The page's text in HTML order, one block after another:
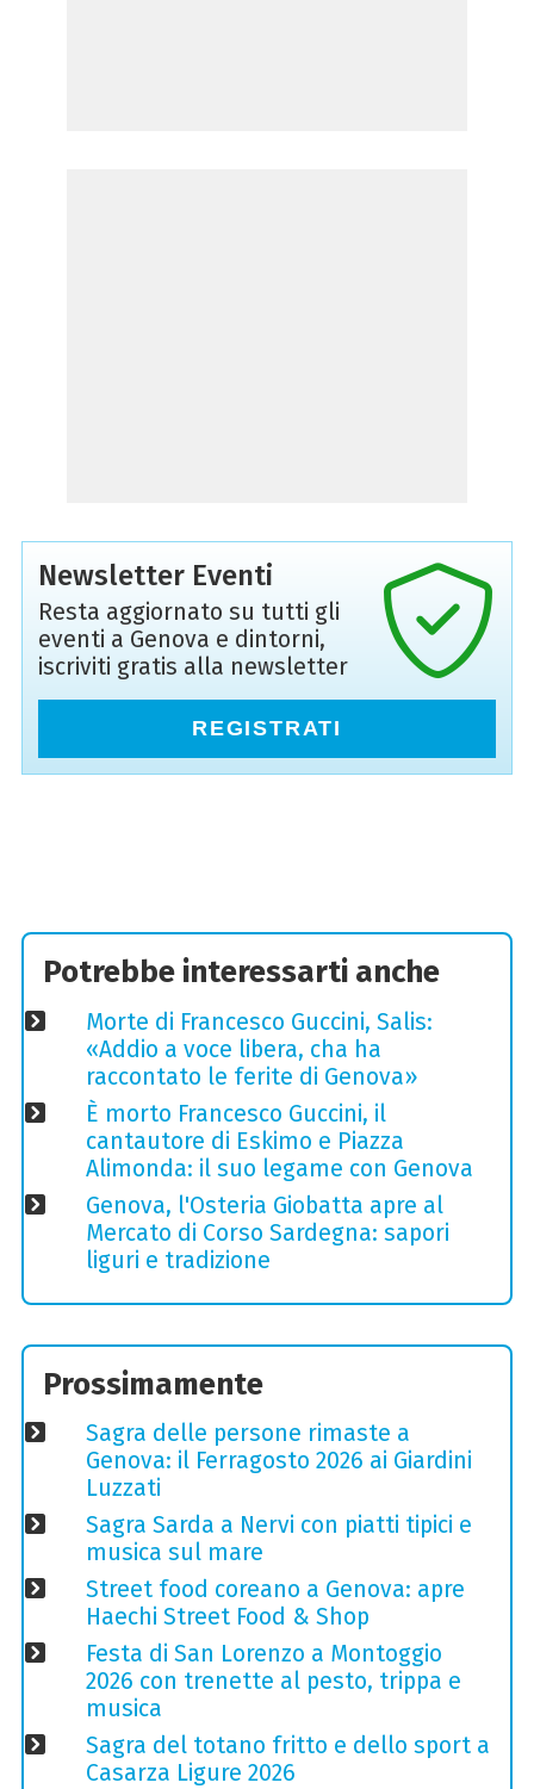
Newsletter Eventi
Resta aggiornato su tutti gli
eventi a Genova e dintorni,
iscriviti gratis alla newsletter
REGISTRATI
Potrebbe interessarti anche
Morte di Francesco Guccini, Salis:
«Addio a voce libera, cha ha
raccontato le ferite di Genova»
È morto Francesco Guccini, il
cantautore di Eskimo e Piazza
Alimonda: il suo legame con Genova
Genova, l'Osteria Giobatta apre al
Mercato di Corso Sardegna: sapori
liguri e tradizione
Prossimamente
Sagra delle persone rimaste a
Genova: il Ferragosto 2026 ai Giardini
Luzzati
Sagra Sarda a Nervi con piatti tipici e
musica sul mare
Street food coreano a Genova: apre
Haechi Street Food & Shop
Festa di San Lorenzo a Montoggio
2026 con trenette al pesto, trippa e
musica
Sagra del totano fritto e dello sport a
Casarza Ligure 2026